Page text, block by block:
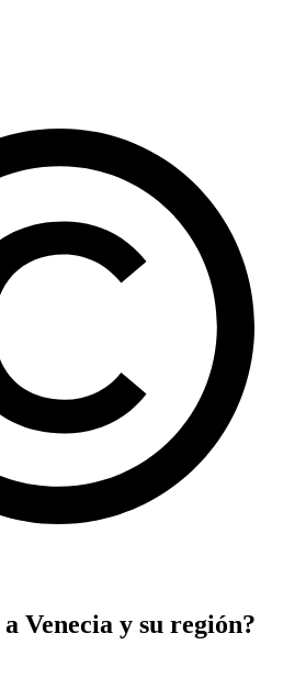
Venecia y su región?